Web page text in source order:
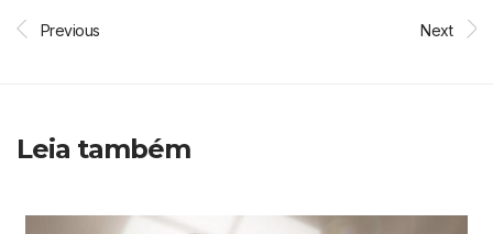
Previous Next
Leia também